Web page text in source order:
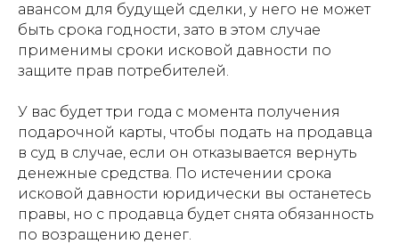
авансом для будущей сделки, у него не может
быть срока годности, зато в этом случае
применимы сроки исковой давности по
защите прав потребителей.
У вас будет три года с момента получения
подарочной карты, чтобы подать на продавца
в суд в случае, если он отказывается вернуть
денежные средства. По истечении срока
исковой давности юридически вы останетесь
правы, но с продавца будет снята обязанность
по возращению денег.